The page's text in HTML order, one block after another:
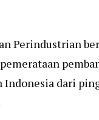
Perindustrian
dari